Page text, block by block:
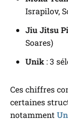
Israpilov,
Jiu Jitsu
Soares)
Unik : 3
Ces chiffres
certaines
notamment